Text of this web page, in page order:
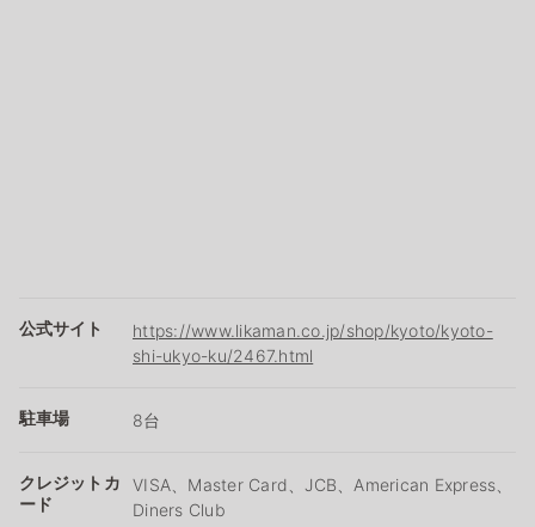
公式サイト
https://www.likaman.co.jp/shop/kyoto/kyoto-
shi-ukyo-ku/2467.html
駐車場 8台
クレジットカ
ード
VISA、Master Card、JCB、American Express、
Diners Club